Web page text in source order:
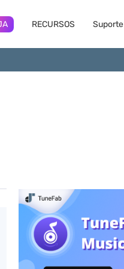
RECURSOS Suporte